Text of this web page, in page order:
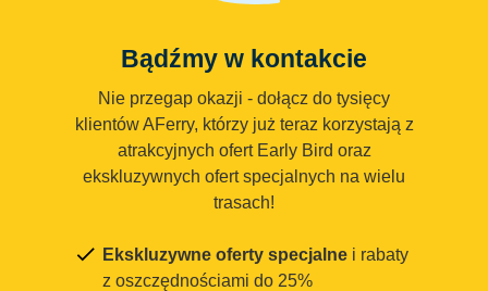
Bądźmy w kontakcie
Nie przegap okazji - dołącz do tysięcy
klientów AFerry, którzy już teraz korzystają z
atrakcyjnych ofert Early Bird oraz
ekskluzywnych ofert specjalnych na wielu
trasach!
Ekskluzywne oferty specjalne i rabaty
z oszczędnościami do 25%